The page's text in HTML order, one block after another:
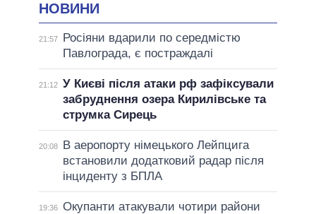
НОВИНИ
21:57
Росіяни вдарили по середмістю
Павлограда, є постраждалі
21:12 У Києві після атаки рф зафіксували
забруднення озера Кирилівське та
струмка Сирець
20:08
В аеропорту німецького Лейпцига
встановили додатковий радар після
інциденту з БПЛА
19:36 Окупанти атакували чотири райони